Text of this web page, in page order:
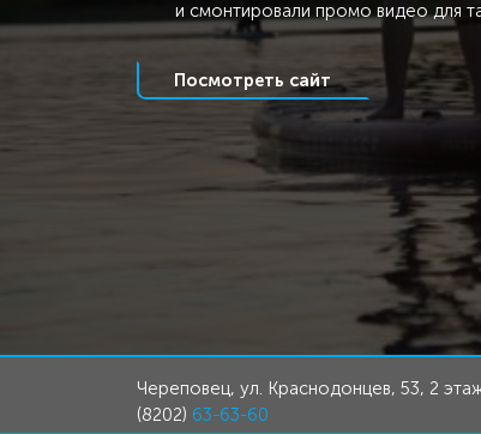
и смонтировали промо видео для
Посмотреть сайт
Череповец, ул. Краснодонцев, 53, 2
(8202) 63-63-60